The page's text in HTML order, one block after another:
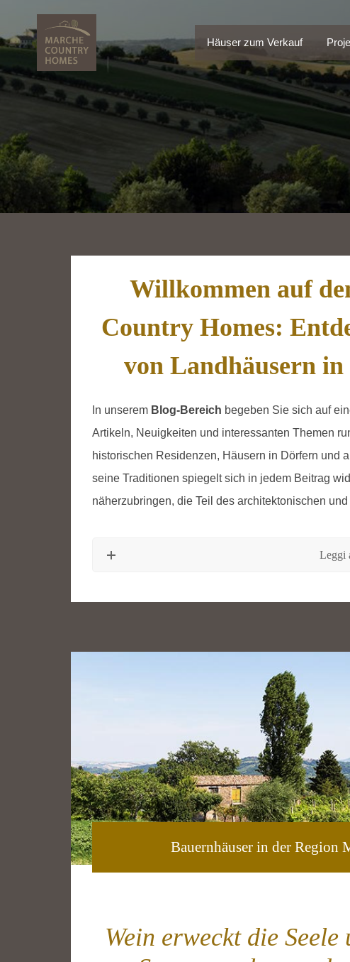
Häuser zum Verkauf
Häuser zum Verkauf
Willkommen auf
Country Homes:
von Landhäusern
In unserem Blog-Bereich begeben Sie sich auf
Artikeln, Neuigkeiten und interessanten Themen
historischen Residenzen, Häusern in Dörfern und
seine Traditionen spiegelt sich in jedem Beitrag
näherzubringen, die Teil des architektonischen
Leggi
Bauernhäuser in der Region
Wein erweckt die